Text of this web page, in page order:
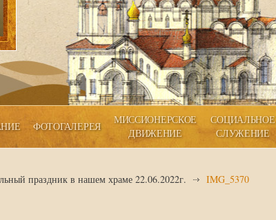
ФОТОГАЛЕРЕЯ
МИССИОНЕРСКОЕ
ДВИЖЕНИЕ
СОЦИАЛЬНОЕ
СЛУЖЕНИЕ
праздник в нашем храме 22.06.2022г. IMG_5370